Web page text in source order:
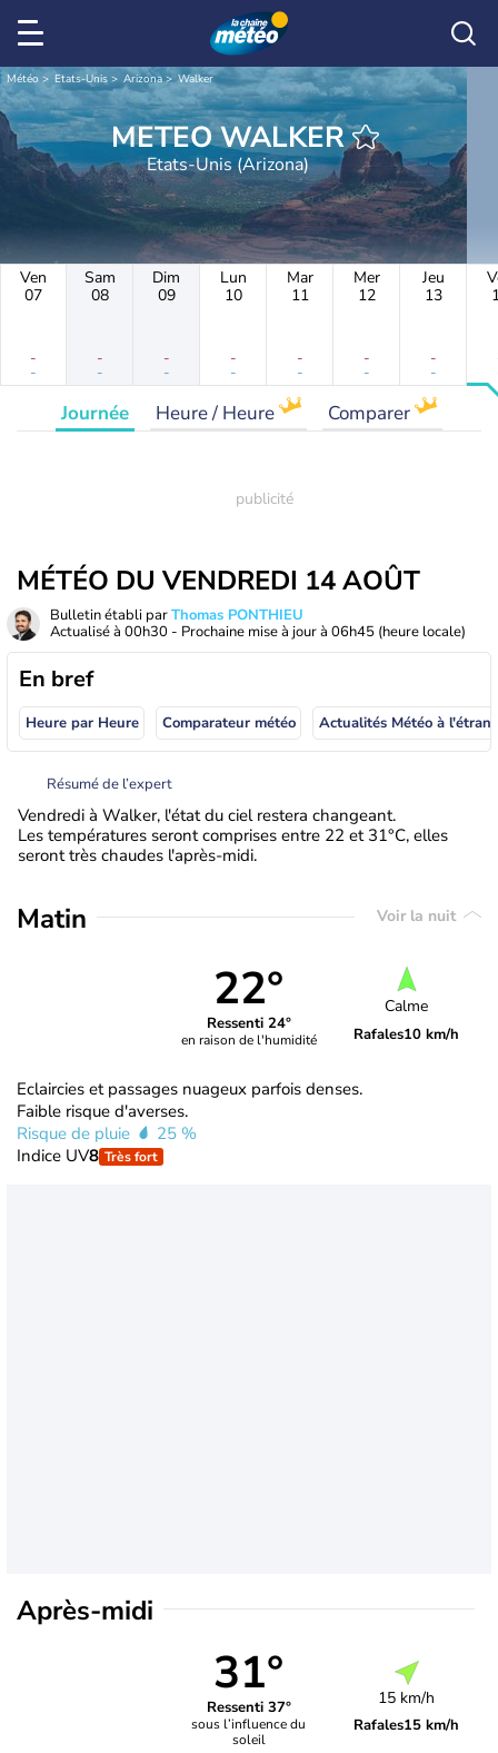
Météo Etats-Unis Arizona Walker
METEO WALKER
Etats-Unis (Arizona)
Ven
07
-
-
Sam
08
-
-
Dim
09
-
-
Lun
10
-
-
Mar
11
-
-
Mer
12
-
-
Jeu
13
-
-
Journée Heure / Heure Comparer
MÉTÉO DU VENDREDI 14 AOÛT
Bulletin établi parThomas PONTHIEU
Actualisé à 00h30 - Prochaine mise à jour à 06h45 (heure locale)
En bref
Heure par Heure Comparateur météo
Résumé de l’expert
Vendredi à Walker, l'état du ciel restera changeant.
Les températures seront comprises entre 22 et 31°C, elles
seront très chaudes l'après-midi.
Matin Voir la nuit
22°
Ressenti 24°
en raison de l'humidité
Calme
Rafales10 km/h
Eclaircies et passages nuageux parfois denses.
Faible risque d'averses.
Risque de pluie
25 %
Indice UV8 Très fort
Après-midi
31°
Ressenti 37°
sous l’influence du
soleil
15 km/h
Rafales15 km/h